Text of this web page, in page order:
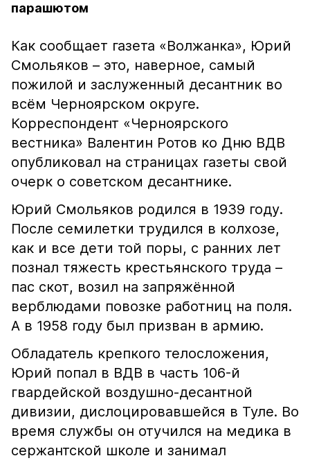
парашютом
Как сообщает газета «Волжанка», Юрий
Смольяков – это, наверное, самый
пожилой и заслуженный десантник во
всём Черноярском округе.
Корреспондент «Черноярского
вестника» Валентин Ротов ко Дню ВДВ
опубликовал на страницах газеты свой
очерк о советском десантнике.
Юрий Смольяков родился в 1939 году.
После семилетки трудился в колхозе,
как и все дети той поры, с ранних лет
познал тяжесть крестьянского труда –
пас скот, возил на запряжённой
верблюдами повозке работниц на поля.
А в 1958 году был призван в армию.
Обладатель крепкого телосложения,
Юрий попал в ВДВ в часть 106-й
гвардейской воздушно-десантной
дивизии, дислоцировавшейся в Туле. Во
время службы он отучился на медика в
сержантской школе и занимал